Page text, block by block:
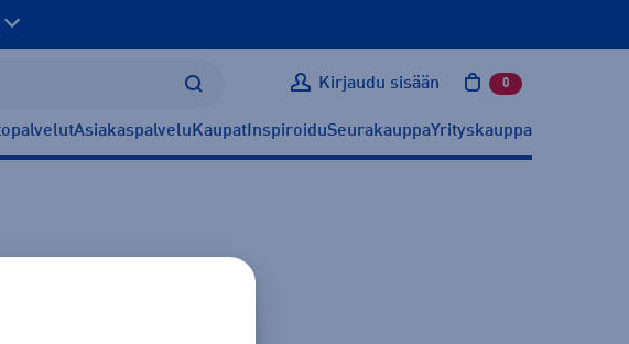
Kirjaudu sisään 0 tuotetta
Asiakaspalvelu Kaupat InspiroiduSeurakauppaYrityskauppa